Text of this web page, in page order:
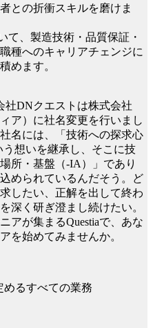
との折衝スキルを磨けま
て、製造技術・品質保証・
種へのキャリアチェンジに
めます。
社DNクエストは株式会社
ア）に社名変更を行いまし
名には、「技術への探求心
う想いを継承し、そこに技
所・基盤（-IA）」であり
められているんだそう。ど
したい、正解を出して終わ
深く研ぎ澄まし続けたい。
アが集まるQuestiaで、あな
を始めてみませんか。
るすべての業務